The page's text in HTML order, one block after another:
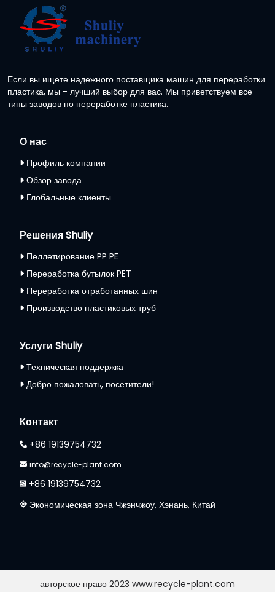
Если вы ищете надежного поставщика машин для переработки
пластика, мы - лучший выбор для вас. Мы приветствуем все
типы заводов по переработке пластика.
О нас
Профиль компании
Обзор завода
Глобальные клиенты
Решения Shuliy
Пеллетирование PP PE
Переработка бутылок PET
Переработка отработанных шин
Производство пластиковых труб
Услуги Shuliy
Техническая поддержка
Добро пожаловать, посетители!
Контакт
+86 19139754732
info@recycle-plant.com
+86 19139754732
Экономическая зона Чжэнчжоу, Хэнань, Китай
авторское право 2023 www.recycle-plant.com